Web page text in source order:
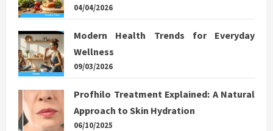
04/04/2026
Modern Health Trends for Everyday
Wellness
09/03/2026
Profhilo Treatment Explained: A Natural
Approach to Skin Hydration
06/10/2025